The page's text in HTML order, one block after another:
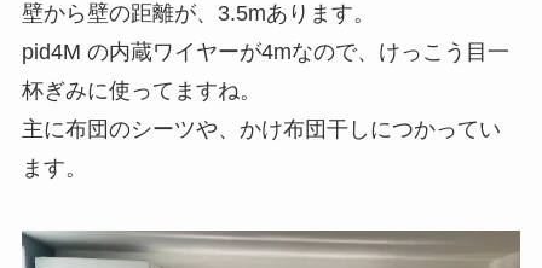
壁から壁の距離が、3.5mあります。
pid4M の内蔵ワイヤーが4mなので、けっこう目一
杯ぎみに使ってますね。
主に布団のシーツや、かけ布団干しにつかってい
ます。